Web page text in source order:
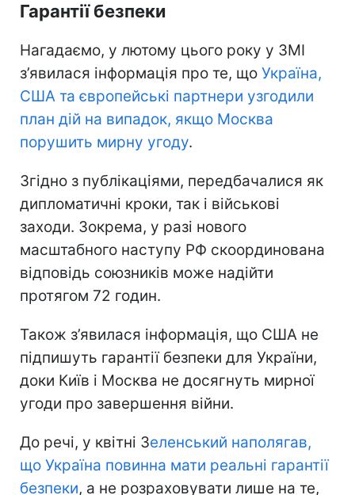
Гарантії безпеки
Нагадаємо, у лютому цього року у ЗМІ
з’явилася інформація про те, що Україна,
США та європейські партнери узгодили
план дій на випадок, якщо Москва
порушить мирну угоду.
Згідно з публікаціями, передбачалися як
дипломатичні кроки, так і військові
заходи. Зокрема, у разі нового
масштабного наступу РФ скоординована
відповідь союзників може надійти
протягом 72 годин.
Також з’явилася інформація, що США не
підпишуть гарантії безпеки для України,
доки Київ і Москва не досягнуть мирної
угоди про завершення війни.
До речі, у квітні Зеленський наполягав,
що Україна повинна мати реальні гарантії
безпеки, а не розраховувати лише на те,